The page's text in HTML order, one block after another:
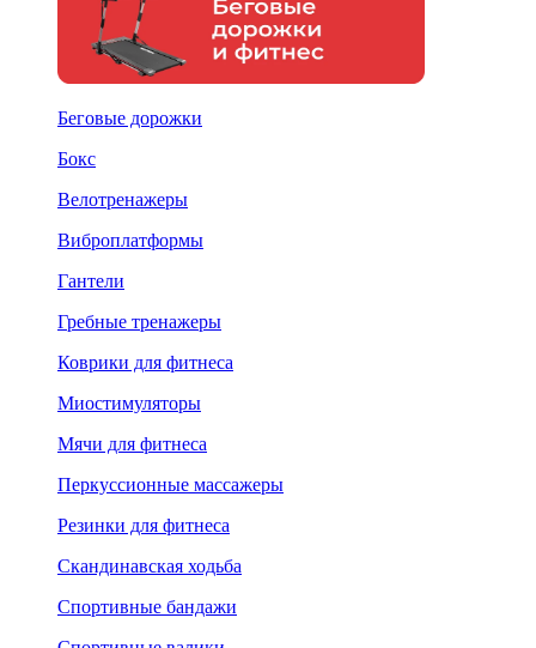
Беговые дорожки
Бокс
Велотренажеры
Виброплатформы
Гантели
Гребные тренажеры
Коврики для фитнеса
Миостимуляторы
Мячи для фитнеса
Перкуссионные массажеры
Резинки для фитнеса
Скандинавская ходьба
Спортивные бандажи